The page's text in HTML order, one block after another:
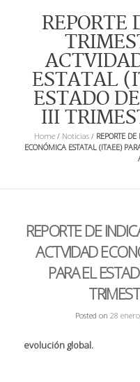
REPORTE
ESTATAL
ESTADO
III
Home / Noticias / REPORTE
ECONÓMICA ESTATAL (ITAEE)
REPORTE DE
ACTVIDAD
PARA EL
Posted on 28
evolución global.